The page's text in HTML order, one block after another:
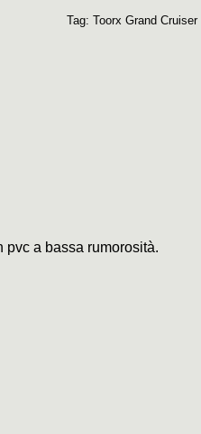
Tag: Toorx Grand Cruiser
pvc a bassa rumorosità.